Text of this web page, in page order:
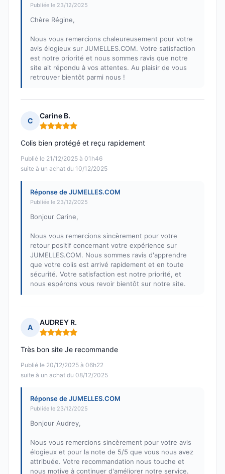
Publiée le 23/12/2025
Chère Régine,
Nous vous remercions chaleureusement pour votre
avis élogieux sur JUMELLES.COM. Votre satisfaction
est notre priorité et nous sommes ravis que notre
site ait répondu à vos attentes. Au plaisir de vous
retrouver bientôt parmi nous !
C
Carine B.
Note : 5 sur 5
Publié le 21/12/2025 à 01h46
suite à un achat du 10/12/2025
Colis bien protégé et reçu rapidement
Réponse de JUMELLES.COM
Publiée le 23/12/2025
Bonjour Carine,
Nous vous remercions sincèrement pour votre
retour positif concernant votre expérience sur
JUMELLES.COM. Nous sommes ravis d'apprendre
que votre colis est arrivé rapidement et en toute
sécurité. Votre satisfaction est notre priorité, et
nous espérons vous revoir bientôt sur notre site.
A
AUDREY R.
Note : 5 sur 5
Publié le 20/12/2025 à 06h22
suite à un achat du 08/12/2025
Très bon site Je recommande
Réponse de JUMELLES.COM
Publiée le 23/12/2025
Bonjour Audrey,
Nous vous remercions sincèrement pour votre avis
élogieux et pour la note de 5/5 que vous nous avez
attribuée. Votre recommandation nous touche et
nous motive à continuer d'améliorer notre service.